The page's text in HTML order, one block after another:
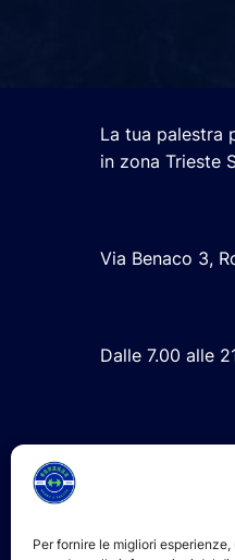
Per fornire le migliori
La tua palestra
in zona Trieste
Via Benaco 3,
Dalle 7.00 alle